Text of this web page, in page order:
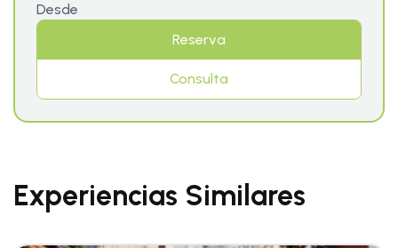
Desde
Reserva
Consulta
Experiencias Similares